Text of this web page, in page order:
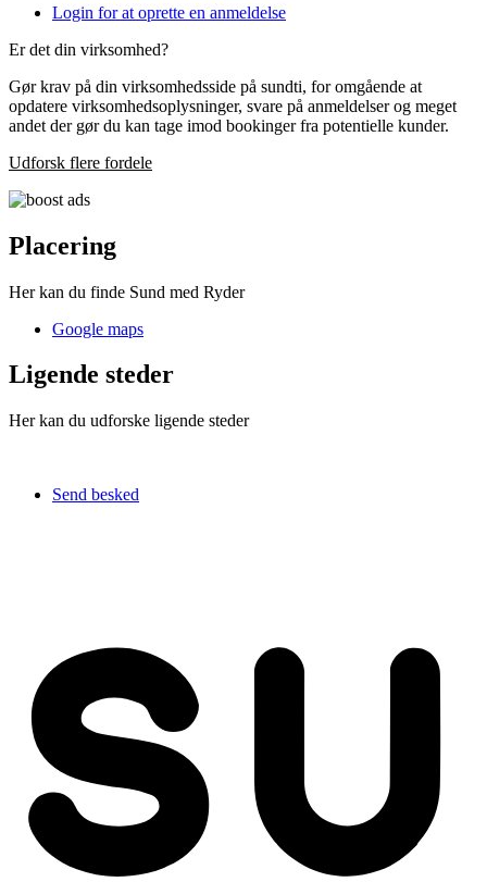
Login for at oprette en anmeldelse
Er det din virksomhed?
Gør krav på din virksomhedsside på sundti, for omgående at
opdatere virksomhedsoplysninger, svare på anmeldelser og meget
andet der gør du kan tage imod bookinger fra potentielle kunder.
Udforsk flere fordele
Placering
Her kan du finde Sund med Ryder
Google maps
Ligende steder
Her kan du udforske ligende steder
Send besked